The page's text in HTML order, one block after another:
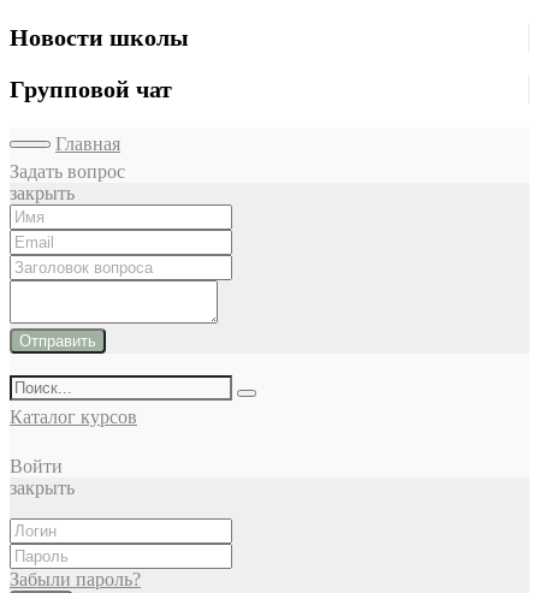
Новости школы
Групповой чат
Главная
Задать вопрос
закрыть
Отправить
Каталог курсов
Войти
закрыть
Забыли пароль?